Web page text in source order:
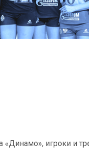
«Динамо», игроки и